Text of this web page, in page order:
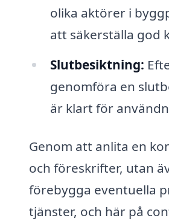
olika aktörer i
att säkerställa god
Slutbesiktning:
genomföra en
är klart för
Genom att anlita en
och föreskrifter, utan
förebygga eventuella
tjänster, och här på